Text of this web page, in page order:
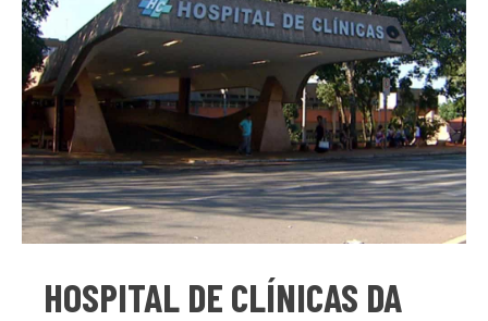
HOSPITAL DE CLÍNICAS DA